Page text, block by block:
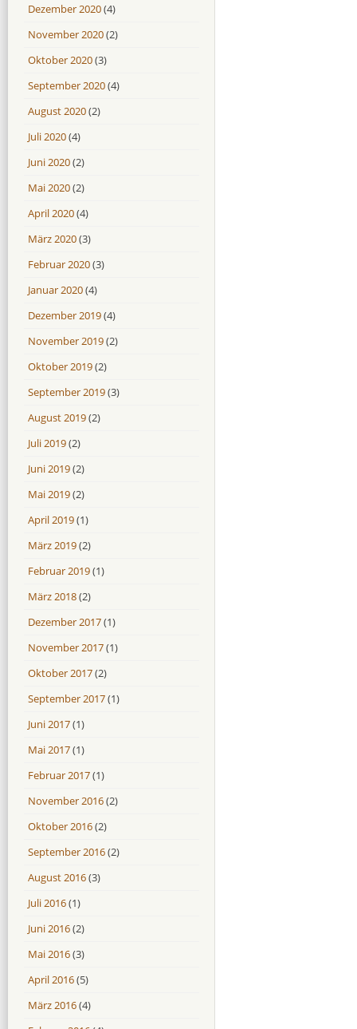
Dezember 2020(4)
November 2020(2)
Oktober 2020(3)
September 2020(4)
August 2020(2)
Juli 2020(4)
Juni 2020(2)
Mai 2020(2)
April 2020(4)
März 2020(3)
Februar 2020(3)
Januar 2020(4)
Dezember 2019(4)
November 2019(2)
Oktober 2019(2)
September 2019(3)
August 2019(2)
Juli 2019(2)
Juni 2019(2)
Mai 2019(2)
April 2019(1)
März 2019(2)
Februar 2019(1)
März 2018(2)
Dezember 2017(1)
November 2017(1)
Oktober 2017(2)
September 2017(1)
Juni 2017(1)
Mai 2017(1)
Februar 2017(1)
November 2016(2)
Oktober 2016(2)
September 2016(2)
August 2016(3)
Juli 2016(1)
Juni 2016(2)
Mai 2016(3)
April 2016(5)
März 2016(4)